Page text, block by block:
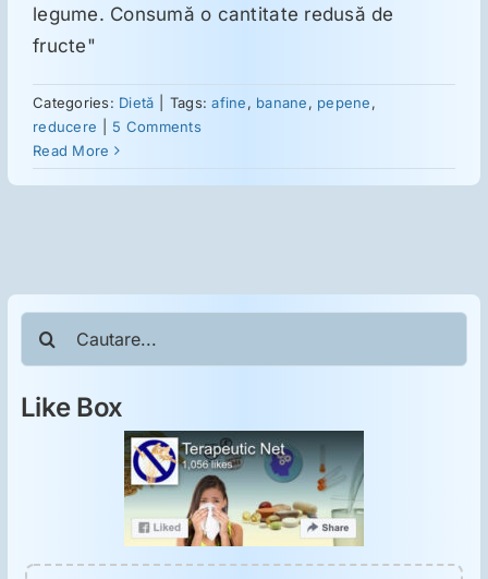
Ginecologie
Mesajele lui Reichelt
Dietă
ORL
Toxicologie
legume. Consumă o cantitate redusă de
fructe"
Categories: Dietă Tags:afine, banane, pepene,
reducere
5 Comments
Read More
Cautare...
Like Box